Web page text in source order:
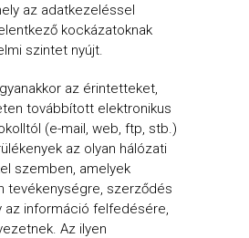
az adatkezeléssel
kockázatoknak
szintet nyújt.
az érintetteket,
továbbított elektronikus
(e-mail, web, ftp, stb.)
az olyan hálózati
szemben, amelyek
tevékenységre, szerződés
az információ felfedésére,
Az ilyen